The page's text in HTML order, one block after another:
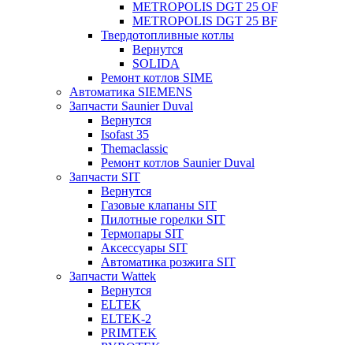
METROPOLIS DGT 25 OF
METROPOLIS DGT 25 BF
Твердотопливные котлы
Вернутся
SOLIDA
Ремонт котлов SIME
Автоматика SIEMENS
Запчасти Saunier Duval
Вернутся
Isofast 35
Themaclassic
Ремонт котлов Saunier Duval
Запчасти SIT
Вернутся
Газовые клапаны SIT
Пилотные горелки SIT
Термопары SIT
Аксессуары SIT
Автоматика розжига SIT
Запчасти Wattek
Вернутся
ELTEK
ELTEK-2
PRIMTEK